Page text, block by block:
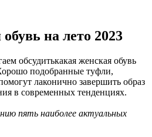
на лето 2023
обсудитькакая женская обувь
подобранные туфли,
лаконично завершить образ
в современных тенденциях.
пять наиболее актуальных